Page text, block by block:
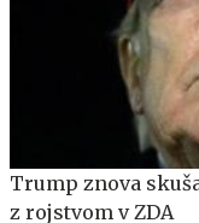
Trump znova
z rojstvom v ZDA